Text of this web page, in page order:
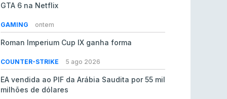
GTA 6 na Netflix
GAMING ontem
Roman Imperium Cup IX ganha forma
COUNTER-STRIKE 5 ago 2026
EA vendida ao PIF da Arábia Saudita por 55 mil
milhões de dólares